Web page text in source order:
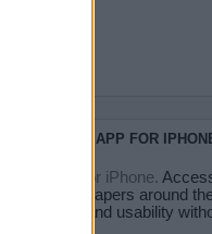
KIOSKO.NET APP FOR
Kiosko.net for iPhone.
major newspapers around
experience and usability